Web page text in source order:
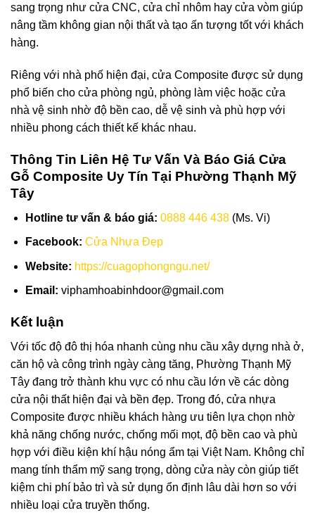
sang trọng như cửa CNC, cửa chỉ nhôm hay cửa vòm giúp
nâng tầm không gian nội thất và tạo ấn tượng tốt với khách
hàng.
Riêng với nhà phố hiện đại, cửa Composite được sử dụng
phổ biến cho cửa phòng ngủ, phòng làm việc hoặc cửa
nhà vệ sinh nhờ độ bền cao, dễ vệ sinh và phù hợp với
nhiều phong cách thiết kế khác nhau.
Thông Tin Liên Hệ Tư Vấn Và Báo Giá Cửa
Gỗ Composite Uy Tín Tại Phường Thạnh Mỹ
Tây
Hotline tư vấn & báo giá: 0888 446 438 (Ms. Vi)
Facebook: Cửa Nhựa Đẹp
Website: https://cuagophongngu.net/
Email: viphamhoabinhdoor@gmail.com
Kết luận
Với tốc độ đô thị hóa nhanh cùng nhu cầu xây dựng nhà ở,
căn hộ và công trình ngày càng tăng, Phường Thạnh Mỹ
Tây đang trở thành khu vực có nhu cầu lớn về các dòng
cửa nội thất hiện đại và bền đẹp. Trong đó, cửa nhựa
Composite được nhiều khách hàng ưu tiên lựa chọn nhờ
khả năng chống nước, chống mối mọt, độ bền cao và phù
hợp với điều kiện khí hậu nóng ẩm tại Việt Nam. Không chỉ
mang tính thẩm mỹ sang trọng, dòng cửa này còn giúp tiết
kiệm chi phí bảo trì và sử dụng ổn định lâu dài hơn so với
nhiều loại cửa truyền thống.